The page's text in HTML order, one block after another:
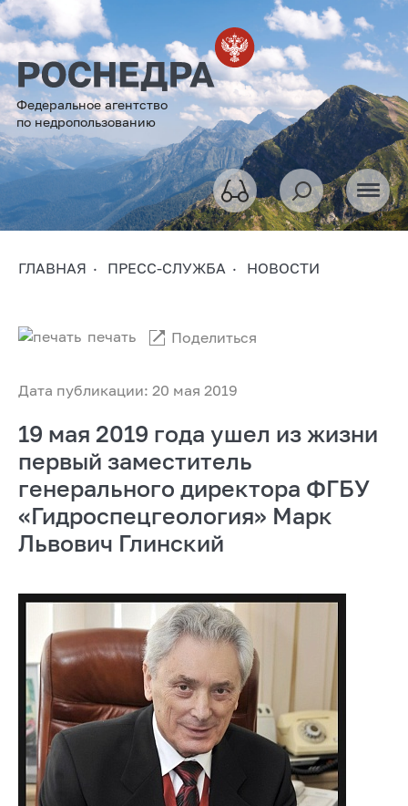
Федеральное агентство
по недропользованию
ГЛАВНАЯ ПРЕСС-СЛУЖБА НОВОСТИ
Дата публикации: 20 мая 2019
печать Поделиться
19 мая 2019 года ушел из жизни
первый заместитель
генерального директора ФГБУ
«Гидроспецгеология» Марк
Львович Глинский